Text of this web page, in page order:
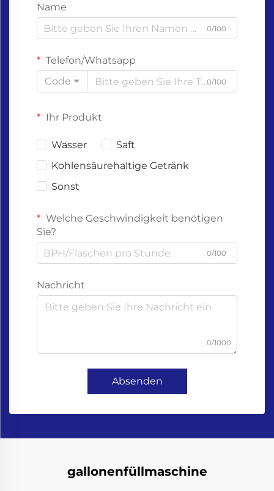
Name
0/100
Telefon/Whatsapp
Code
0/100
Ihr Produkt
Wasser
Saft
Kohlensäurehaltige Getränk
Sonst
Welche Geschwindigkeit benötigen
Sie?
0/100
Nachricht
0/1000
Absenden
gallonenfüllmaschine